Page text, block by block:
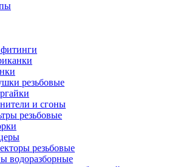
резьбовые
и сгоны
резьбовые
резьбовые
водоразборные